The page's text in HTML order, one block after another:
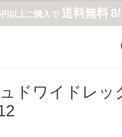
以上ご購入で 送料無料
ドワイドレッ